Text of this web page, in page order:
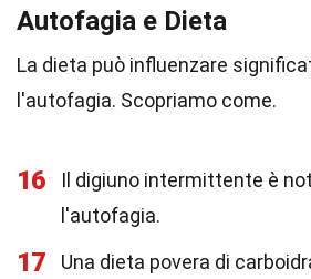
Autofagia e Dieta
La dieta può influenzare
l'autofagia. Scopriamo come.
16
Il digiuno intermittente è
l'autofagia.
17
Una dieta povera di